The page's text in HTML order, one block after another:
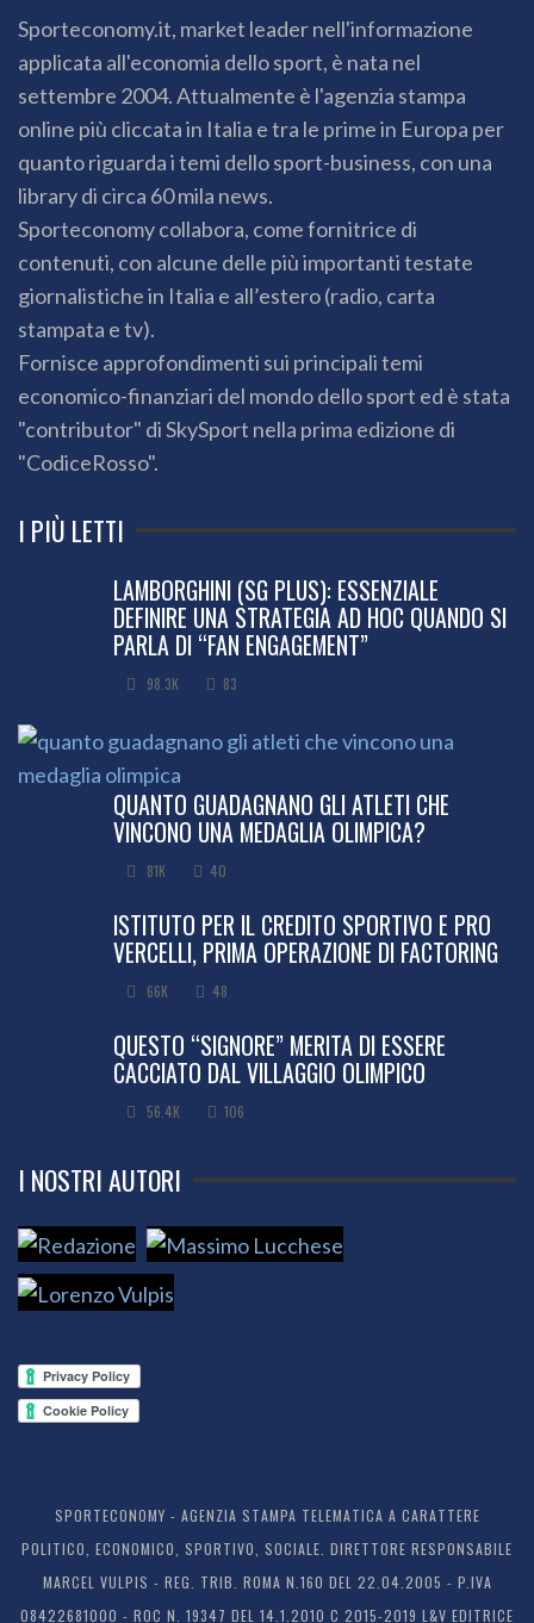
Sporteconomy.it, market leader nell'informazione
applicata all'economia dello sport, è nata nel
settembre 2004. Attualmente è l'agenzia stampa
online più cliccata in Italia e tra le prime in Europa per
quanto riguarda i temi dello sport-business, con una
library di circa 60 mila news.
Sporteconomy collabora, come fornitrice di
contenuti, con alcune delle più importanti testate
giornalistiche in Italia e all’estero (radio, carta
stampata e tv).
Fornisce approfondimenti sui principali temi
economico-finanziari del mondo dello sport ed è stata
"contributor" di SkySport nella prima edizione di
"CodiceRosso".
I PIÙ LETTI
LAMBORGHINI (SG PLUS): ESSENZIALE
DEFINIRE UNA STRATEGIA AD HOC QUANDO SI
PARLA DI “FAN ENGAGEMENT”
98.3K 83
QUANTO GUADAGNANO GLI ATLETI CHE
VINCONO UNA MEDAGLIA OLIMPICA?
81K 40
ISTITUTO PER IL CREDITO SPORTIVO E PRO
VERCELLI, PRIMA OPERAZIONE DI FACTORING
66K 48
QUESTO “SIGNORE” MERITA DI ESSERE
CACCIATO DAL VILLAGGIO OLIMPICO
56.4K 106
I NOSTRI AUTORI
SPORTECONOMY - AGENZIA STAMPA TELEMATICA A CARATTERE
POLITICO, ECONOMICO, SPORTIVO, SOCIALE. DIRETTORE RESPONSABILE
MARCEL VULPIS - REG. TRIB. ROMA N.160 DEL 22.04.2005 - P.IVA
08422681000 - ROC N. 19347 DEL 14.1.2010 C 2015-2019 L&V EDITRICE